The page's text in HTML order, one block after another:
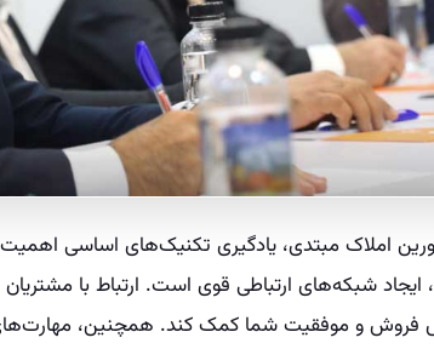
املاک مبتدی، یادگیری تکنیک‌های اساسی اهمیت
ایجاد شبکه‌های ارتباطی قوی است. ارتباط با
فروش و موفقیت شما کمک کند. همچنین،